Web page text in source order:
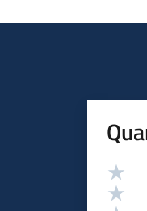
Valutazione